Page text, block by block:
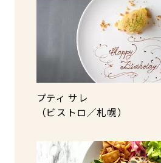
プティ サレ
（ビストロ／札幌）